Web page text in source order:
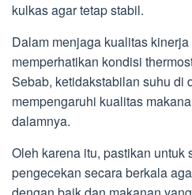
kulkas agar tetap stabil.
Dalam menjaga kualitas
memperhatikan kondisi
Sebab, ketidakstabilan suhu di
mempengaruhi kualitas
dalamnya.
Oleh karena itu, pastikan untuk
pengecekan secara berkala